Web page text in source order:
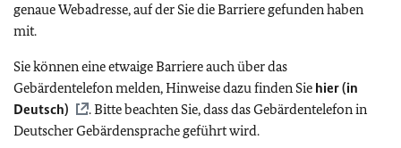
genaue Webadresse, auf der Sie die Barriere gefunden haben
mit.
Sie können eine etwaige Barriere auch über das
Gebärdentelefon melden, Hinweise dazu finden Sie hier (in
Deutsch)
. Bitte beachten Sie, dass das Gebärdentelefon in
Deutscher Gebärdensprache geführt wird.